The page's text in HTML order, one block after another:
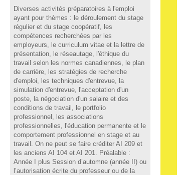
Diverses activités préparatoires à l'emploi
ayant pour thèmes : le déroulement du stage
régulier et du stage coopératif, les
compétences recherchées par les
employeurs, le curriculum vitae et la lettre de
présentation, le réseautage, l'éthique du
travail selon les normes canadiennes, le plan
de carrière, les stratégies de recherche
d'emploi, les techniques d'entrevue, la
simulation d'entrevue, l'acceptation d'un
poste, la négociation d'un salaire et des
conditions de travail, le portfolio
professionnel, les associations
professionnelles, l'éducation permanente et le
comportement professionnel en stage et au
travail. On ne peut se faire créditer AI 209 et
les anciens AI 104 et AI 201. Préalable :
Année I plus Session d’automne (année II) ou
l’autorisation écrite du professeur ou de la